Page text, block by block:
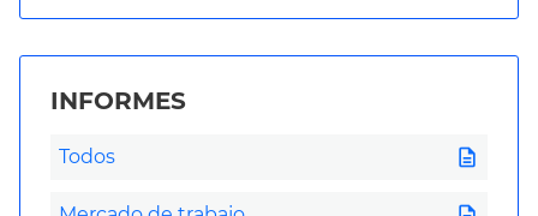
INFORMES
Todos description